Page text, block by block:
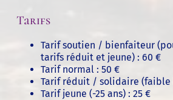
Tarifs
Tarif soutien / bienfaiteur
tarifs réduit et jeune) : 60 €
Tarif normal : 50 €
Tarif réduit / solidaire (faible
Tarif jeune (-25 ans) : 25 €